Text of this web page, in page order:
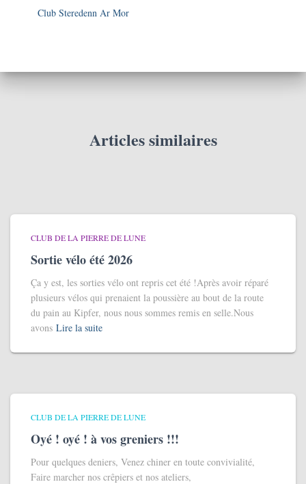
Club Steredenn Ar Mor
Articles similaires
CLUB DE LA PIERRE DE LUNE
Sortie vélo été 2026
Ça y est, les sorties vélo ont repris cet été !Après avoir réparé
plusieurs vélos qui prenaient la poussière au bout de la route
du pain au Kipfer, nous nous sommes remis en selle.Nous
avons Lire la suite
CLUB DE LA PIERRE DE LUNE
Oyé ! oyé ! à vos greniers !!!
Pour quelques deniers, Venez chiner en toute convivialité,
Faire marcher nos crêpiers et nos ateliers,